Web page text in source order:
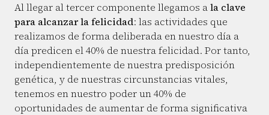
Al llegar al tercer componente llegamos ala clave
para alcanzar la felicidad: las actividades que
realizamos de forma deliberada en nuestro día a
día predicen el 40% de nuestra felicidad. Por tanto,
independientemente de nuestra predisposición
genética, y de nuestras circunstancias vitales,
tenemos en nuestro poder un 40% de
oportunidades de aumentar de forma significativa